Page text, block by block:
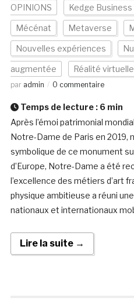
OPINIONS Kedge Business
Mécénat Metaverse
Nouvelles expériences
augmentée Réalité virtuelle
par admin 0 commentaire
Temps de lecture : 6 min
Après l’émoi patrimonial
Notre-Dame de Paris en 2019,
symbolique de ce monument
d’Europe, Notre-Dame a été
l’excellence des métiers d’art
physique ambitieuse a réuni
nationaux et internationaux
Lire la suite →